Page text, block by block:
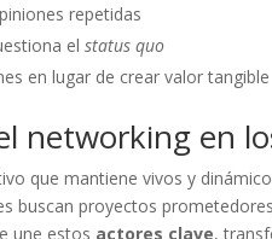
repetidas
elstatus quo
en lugar de crear valor tangible
networking en
que mantiene vivos y
buscan proyectos
une estos actores clave,